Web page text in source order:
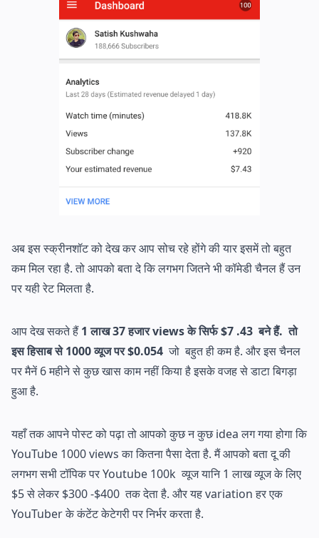
अब इस स्क्रीनशॉट को देख कर आप सोच रहे होंगे की यार इसमें तो बहुत
कम मिल रहा है. तो आपको बता दे कि लगभग जितने भी कॉमेडी चैनल हैं उन
पर यही रेट मिलता है.
आप देख सकते हैं1 लाख 37 हजार views के सिर्फ $7 .43 बने हैं. तो
इस हिसाब से 1000 व्यूज पर $0.054 जो बहुत ही कम है. और इस चैनल
पर मैनें 6 महीने से कुछ खास काम नहीं किया है इसके वजह से डाटा बिगड़ा
हुआ है.
यहाँ तक आपने पोस्ट को पढ़ा तो आपको कुछ न कुछ idea लग गया होगा कि
YouTube 1000 views का कितना पैसा देता है. मैं आपको बता दू की
लगभग सभी टॉपिक पर Youtube 100k व्यूज यानि 1 लाख व्यूज के लिए
$5 से लेकर $300 -$400 तक देता है. और यह variation हर एक
YouTuber के कंटेंट केटेगरी पर निर्भर करता है.